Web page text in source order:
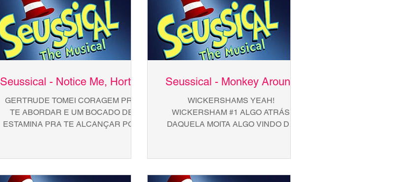
Seussical - Notice Me, Horton
GERTRUDE TOMEI CORAGEM PRA
TE ABORDAR E UM BOCADO DE
ESTAMINA PRA TE ALCANÇAR POR
CONTAR...
Seussical - Monkey Around
WICKERSHAMS YEAH!
WICKERSHAM #1 ALGO ATRÁS
DAQUELA MOITA ALGO VINDO DO
MM-HMM!...